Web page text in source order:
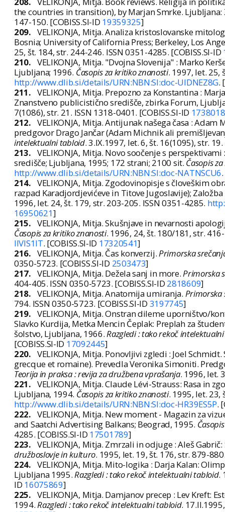
the countries in transition), by Marjan Smrke. Ljubljana:
147-150. [COBISS.SI-ID 19359325]
209. VELIKONJA, Mitja. Analiza kristoslovanske
Bosnia; University of California Press; Berkeley, Los
25, št. 184, str. 244-246. ISSN 0351-4285. [COBISS.SI-ID
210. VELIKONJA, Mitja. "Dvojna Slovenija" : Marko
Ljubljana; 1996. Časopis za kritiko znanosti. 1997, let. 25,
http://www.dlib.si/details/URN:NBN:SI:doc-UIDNEZ8G.
211. VELIKONJA, Mitja. Prepozno za Konstantina :
Znanstveno publicistično središče, zbirka Forum,
7(1086), str. 21. ISSN 1318-0401. [COBISS.SI-ID
212. VELIKONJA, Mitja. Antijunak našega časa : Adam
predgovor Drago Jančar (Adam Michnik ali
intelektualni tabloid. 3.IX.1997, let. 6, št. 16(1095), str.
213. VELIKONJA, Mitja. Novo soočenje s
središče; Ljubljana, 1995; 172 strani; 2100 sit. Časopis
http://www.dlib.si/details/URN:NBN:SI:doc-NATNSCU6
214. VELIKONJA, Mitja. Zgodovinopisje s človeškim
razpad Karadjordjevićeve in Titove Jugoslavije);
1996, let. 24, št. 179, str. 203-205. ISSN 0351-4285.
16950621]
215. VELIKONJA, Mitja. Skušnjave in nevarnosti
Časopis za kritiko znanosti. 1996, 24, št. 180/181, str.
IIVIS1IT. [COBISS.SI-ID 17320541]
216. VELIKONJA, Mitja. Čas konverzij.Primorska
0350-5723. [COBISS.SI-ID 2503473]
217. VELIKONJA, Mitja. Dežela sanj in more.Primorska
404-405. ISSN 0350-5723. [COBISS.SI-ID 2818609]
218. VELIKONJA, Mitja. Anatomija umiranja. Primorska
794. ISSN 0350-5723. [COBISS.SI-ID 3197745]
219. VELIKONJA, Mitja. Onstran dileme uporništvo/
Slavko Kurdija, Metka Mencin Čeplak: Preplah za
šolstvo, Ljubljana, 1966.Razgledi : tako rekoč
[COBISS.SI-ID 17092445]
220. VELIKONJA, Mitja. Ponovljivi zgledi : Joel
grecque et romaine). Prevedla Veronika Simoniti.
Teorija in praksa : revija za družbena vprašanja. 1996, let.
221. VELIKONJA, Mitja. Claude Lévi-Strauss: Rasa in
Ljubljana, 1994. Časopis za kritiko znanosti. 1995, let. 23,
http://www.dlib.si/details/URN:NBN:SI:doc-HR39ES5P.
222. VELIKONJA, Mitja. New moment - Magazin za
and Saatchi Advertising Balkans; Beograd, 1995.
4285. [COBISS.SI-ID 17501789]
223. VELIKONJA, Mitja. Zmrzali in odjuge : Aleš
družboslovje in kulturo. 1995, let. 19, št. 176, str. 879-
224. VELIKONJA, Mitja. Mito-logika : Darja Kalan:
Ljubljana 1995.Razgledi : tako rekoč intelektualni tabloid.
ID 16075869]
225. VELIKONJA, Mitja. Damjanov precep : Lev Kreft:
1994.Razgledi : tako rekoč intelektualni tabloid.